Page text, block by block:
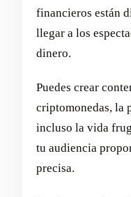
financieros están
llegar a los
dinero.
Puedes crear
criptomonedas, la
incluso la vida
tu audiencia
precisa.